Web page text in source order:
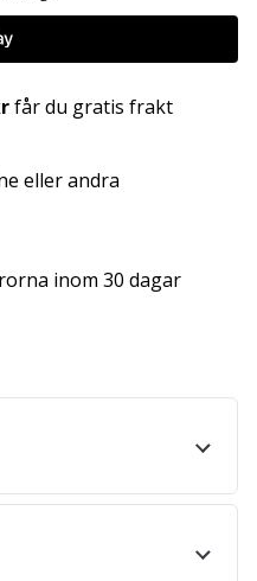
får du gratis frakt
eller andra
inom 30 dagar